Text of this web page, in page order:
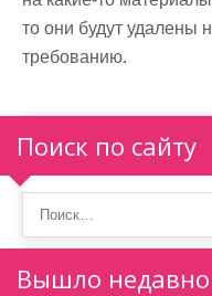
то они будут удалены
требованию.
Поиск по сайту
Вышло